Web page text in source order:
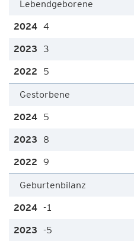
Lebendgeborene
4
3
5
Gestorbene
5
8
9
Geburtenbilanz
-1
-5